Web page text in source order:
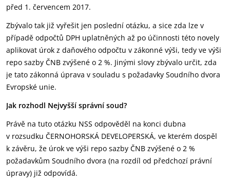
před 1. červencem 2017.
Zbývalo tak již vyřešit jen poslední otázku, a sice zda lze v
případě odpočtů DPH uplatněných až po účinnosti této novely
aplikovat úrok z daňového odpočtu v zákonné výši, tedy ve výši
repo sazby ČNB zvýšené o 2 %. Jinými slovy zbývalo určit, zda
je tato zákonná úprava v souladu s požadavky Soudního dvora
Evropské unie.
Jak rozhodl Nejvyšší správní soud?
Právě na tuto otázku NSS odpověděl na konci dubna
v rozsudku ČERNOHORSKÁ DEVELOPERSKÁ, ve kterém dospěl
k závěru, že úrok ve výši repo sazby ČNB zvýšené o 2 %
požadavkům Soudního dvora (na rozdíl od předchozí právní
úpravy) již odpovídá.